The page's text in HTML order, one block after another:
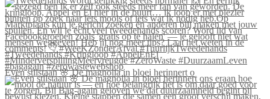
Even stilstaan 🌸 De magnolia in bloei herinnert o